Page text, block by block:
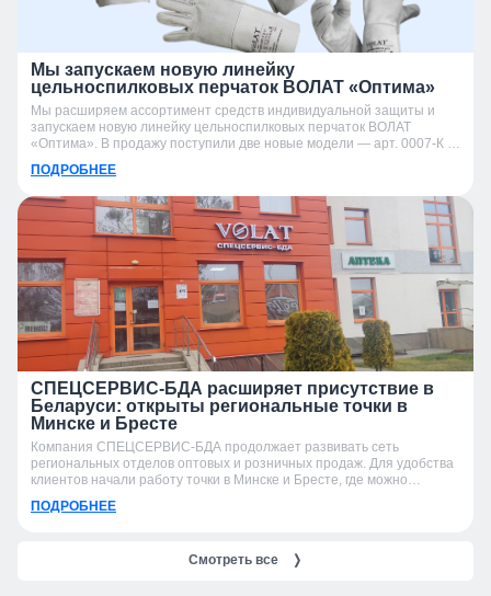
Мы запускаем новую линейку
цельноспилковых перчаток ВОЛАТ «Оптима»
Мы расширяем ассортимент средств индивидуальной защиты и
запускаем новую линейку цельноспилковых перчаток ВОЛАТ
«Оптима». В продажу поступили две новые модели — арт. 0007-К и
ПОДРОБНЕЕ
СПЕЦСЕРВИС-БДА расширяет присутствие в
Беларуси: открыты региональные точки в
Минске и Бресте
Компания СПЕЦСЕРВИС-БДА продолжает развивать сеть
региональных отделов оптовых и розничных продаж. Для удобства
клиентов начали работу точки в Минске и Бресте, где можно
ПОДРОБНЕЕ
Смотреть все ❭